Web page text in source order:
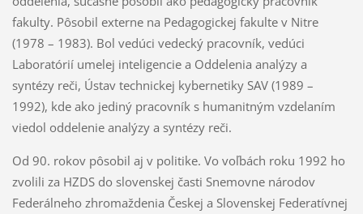
fakulty. Pôsobil externe na Pedagogickej fakulte v Nitre
(1978 – 1983). Bol vedúci vedecký pracovník, vedúci
Laboratórií umelej inteligencie a Oddelenia analýzy a
syntézy reči, Ústav technickej kybernetiky SAV (1989 –
1992), kde ako jediný pracovník s humanitným vzdelaním
viedol oddelenie analýzy a syntézy reči.
Od 90. rokov pôsobil aj v politike. Vo voľbách roku 1992 ho
zvolili za HZDS do slovenskej časti Snemovne národov
Federálneho zhromaždenia Českej a Slovenskej Federatívnej